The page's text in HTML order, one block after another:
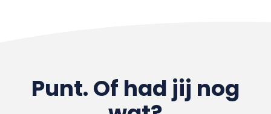
Punt. Of had jij nog